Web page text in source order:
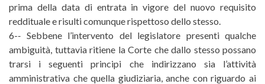
prima della data di entrata in vigore del nuovo requisito
reddituale e risulti comunque rispettoso dello stesso.
6-­‐ Sebbene l’intervento del legislatore presenti qualche
ambiguità, tuttavia ritiene la Corte che dallo stesso possano
trarsi i seguenti principi che indirizzano sia l’attività
amministrativa che quella giudiziaria, anche con riguardo ai